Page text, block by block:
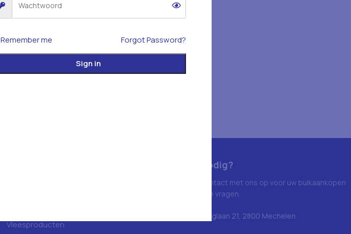
Vleesproducten
Hulp nodig?
Neem contact met ons op voor uw bulkaankopen
en andere vragen.
Blarenberglaan 21, 2800 Mechelen
Remember me Forgot Password?
Sign in